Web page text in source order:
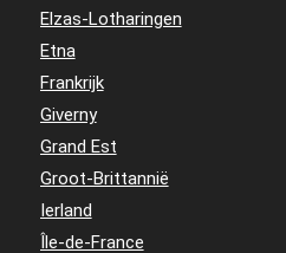
Elzas-Lotharingen
Etna
Frankrijk
Giverny
Grand Est
Groot-Brittannië
Ierland
Île-de-France